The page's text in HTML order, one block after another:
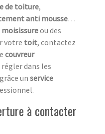
de toiture,
anti mousse…
moisissureou des
votre toit, contactez
couvreur
dans les
un service
à contacter